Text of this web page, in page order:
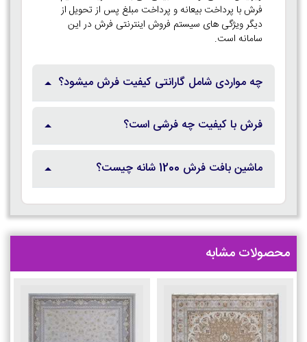
فرش با پرداخت بیعانه و پرداخت مبلغ پس از تحویل از
دیگر ویژگی های سیستم فروش اینترنتی فرش در این
سامانه است.
چه مواردی شامل گارانتی کیفیت فرش میشود؟
فرش با کیفیت چه فرشی است؟
ماشین بافت فرش 1200 شانه چیست؟
محصولات مشابه